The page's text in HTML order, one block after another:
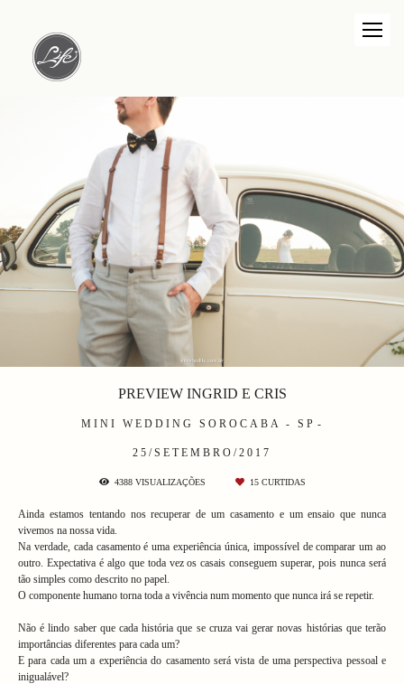
MINI WEDDING SOROCABA - SP
25/SETEMBRO/2017
PREVIEW INGRID E CRIS
4388VISUALIZAÇÕES 15CURTIDAS
Ainda estamos tentando nos recuperar de um casamento e um ensaio que nunca
vivemos na nossa vida.
Na verdade, cada casamento é uma experiência única, impossível de comparar um ao
outro. Expectativa é algo que toda vez os casais conseguem superar, pois nunca será
tão simples como descrito no papel.
O componente humano torna toda a vivência num momento que nunca irá se repetir.
Não é lindo saber que cada história que se cruza vai gerar novas histórias que terão
importâncias diferentes para cada um?
E para cada um a experiência do casamento será vista de uma perspectiva pessoal e
inigualável?